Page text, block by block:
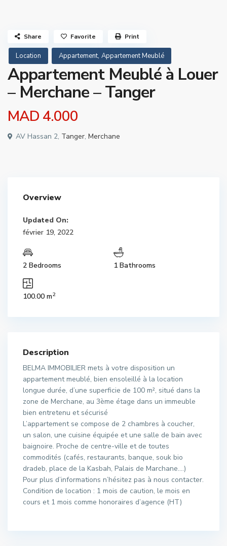
Location Appartement, Appartement Meublé
Appartement Meublé à Louer
– Merchane – Tanger
MAD 4.000
AV Hassan 2, Tanger, Merchane
Share Favorite Print
Overview
Updated On:
février 19, 2022
2 Bedrooms 1 Bathrooms
100.00 m2
Description
BELMA IMMOBILIER mets à votre disposition un
appartement meublé, bien ensoleillé à la location
longue durée, d’une superficie de 100 m², situé dans la
zone de Merchane, au 3ème étage dans un immeuble
bien entretenu et sécurisé
L’appartement se compose de 2 chambres à coucher,
un salon, une cuisine équipée et une salle de bain avec
baignoire. Proche de centre-ville et de toutes
commodités (cafés, restaurants, banque, souk bio
dradeb, place de la Kasbah, Palais de Marchane….)
Pour plus d’informations n’hésitez pas à nous contacter.
Condition de location : 1 mois de caution, le mois en
cours et 1 mois comme honoraires d’agence (HT)